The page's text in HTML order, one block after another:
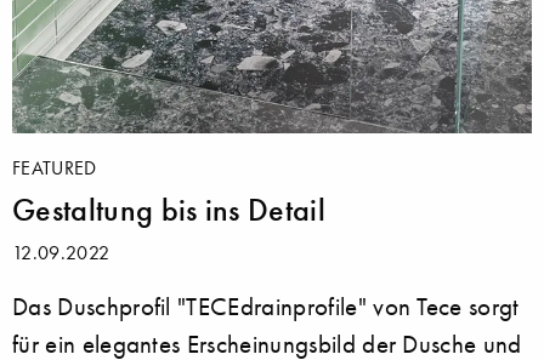
FEATURED
Gestaltung bis ins Detail
12.09.2022
Das Duschprofil "TECEdrainprofile" von Tece sorgt
für ein elegantes Erscheinungsbild der Dusche und